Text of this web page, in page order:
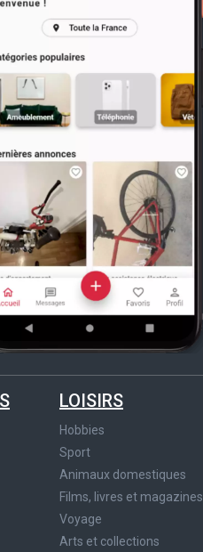
LOISIRS
Hobbies
Sport
Animaux domestiques
Films, livres et magazines
Voyage
Arts et collections